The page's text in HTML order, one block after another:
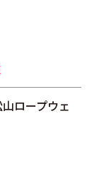
ロープウェ